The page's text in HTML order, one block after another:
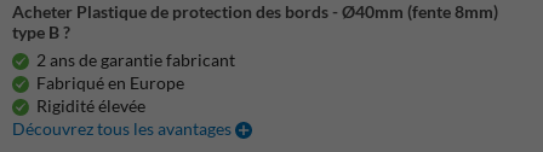
Acheter Plastique de protection des bords - Ø40mm (fente 8mm)
type B ?
2 ans de garantie fabricant
Fabriqué en Europe
Rigidité élevée
Découvrez tous les avantages